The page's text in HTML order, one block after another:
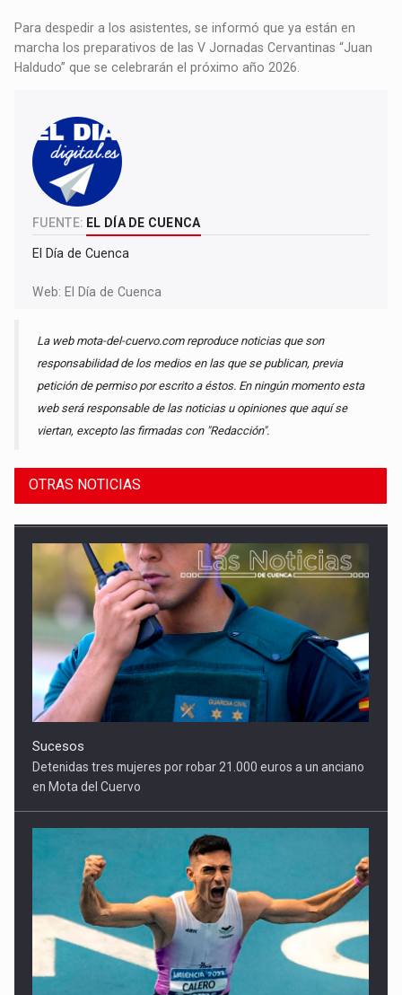
Para despedir a los asistentes, se informó que ya están en
marcha los preparativos de las V Jornadas Cervantinas “Juan
Haldudo” que se celebrarán el próximo año 2026.
FUENTE: EL DÍA DE CUENCA
El Día de Cuenca
Web: El Día de Cuenca
La web mota-del-cuervo.com reproduce noticias que son
responsabilidad de los medios en las que se publican, previa
petición de permiso por escrito a éstos. En ningún momento esta
web será responsable de las noticias u opiniones que aquí se
viertan, excepto las firmadas con "Redacción".
OTRAS NOTICIAS
Sucesos
Detenidas tres mujeres por robar 21.000 euros a un anciano
en Mota del Cuervo